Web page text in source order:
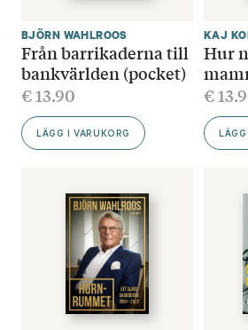
BJÖRN WAHLROOS
Från barrikaderna till
bankvärlden (pocket)
€13.90
LÄGG I VARUKORG
KAJ
Hur
€